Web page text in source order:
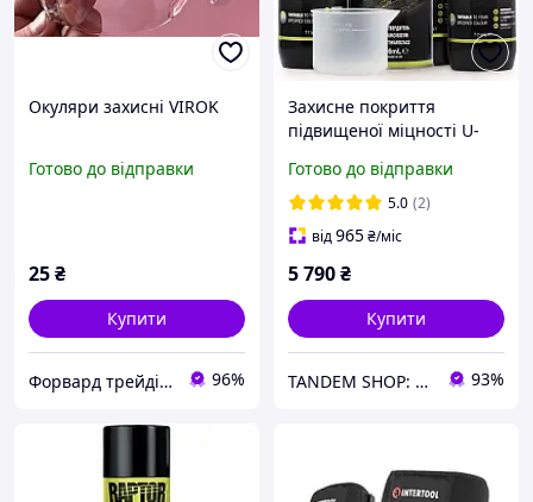
Окуляри захисні VIROK
Готово до відправки
25₴
Купити
Форвард трейдінг груп ТОВ 96%
Захисне покриття
підвищеної міцності U-
Комплект Безбарвний
Готово до відправки
5.0 (2)
від965₴/міс
5 790₴
Купити
TANDEM SHOP: Автотовари та багато іншого! Безкоштовна доставка від 7000 грн! 93%